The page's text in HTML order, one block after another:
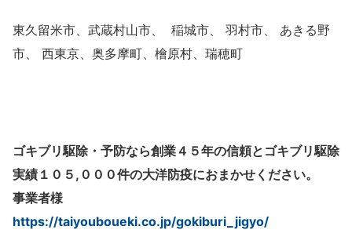
東久留米市、武蔵村山市、 稲城市、 羽村市、 あきる野
市、 西東京、奥多摩町、檜原村、瑞穂町
ゴキブリ駆除・予防なら創業４５年の信頼とゴキブリ駆除
実績１０５,０００件の大洋防疫におまかせください。
事業者様
https://taiyouboueki.co.jp/gokiburi_jigyo/